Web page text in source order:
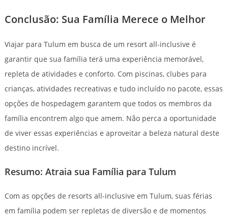
Conclusão: Sua Família Merece o Melhor
Viajar para Tulum em busca de um resort all-inclusive é
garantir que sua família terá uma experiência memorável,
repleta de atividades e conforto. Com piscinas, clubes para
crianças, atividades recreativas e tudo incluído no pacote, essas
opções de hospedagem garantem que todos os membros da
família encontrem algo que amem. Não perca a oportunidade
de viver essas experiências e aproveitar a beleza natural deste
destino incrível.
Resumo: Atraia sua Família para Tulum
Com as opções de resorts all-inclusive em Tulum, suas férias
em família podem ser repletas de diversão e de momentos